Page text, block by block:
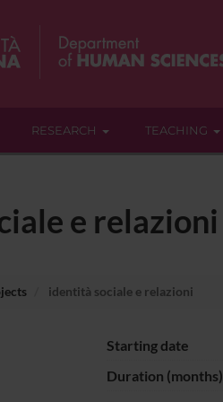
RESEARCH TEACHING
e relazioni
identità sociale e relazioni
Starting date
Duration (months)